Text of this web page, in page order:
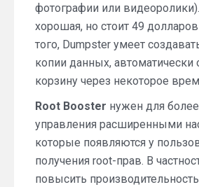
фотографии или
хорошая, но стоит 49
того, Dumpster умеет
копии данных, автоматически
корзину через некоторое
Root Booster нужен для
управления расширенными
которые появляются у
получения root-прав. В
повысить